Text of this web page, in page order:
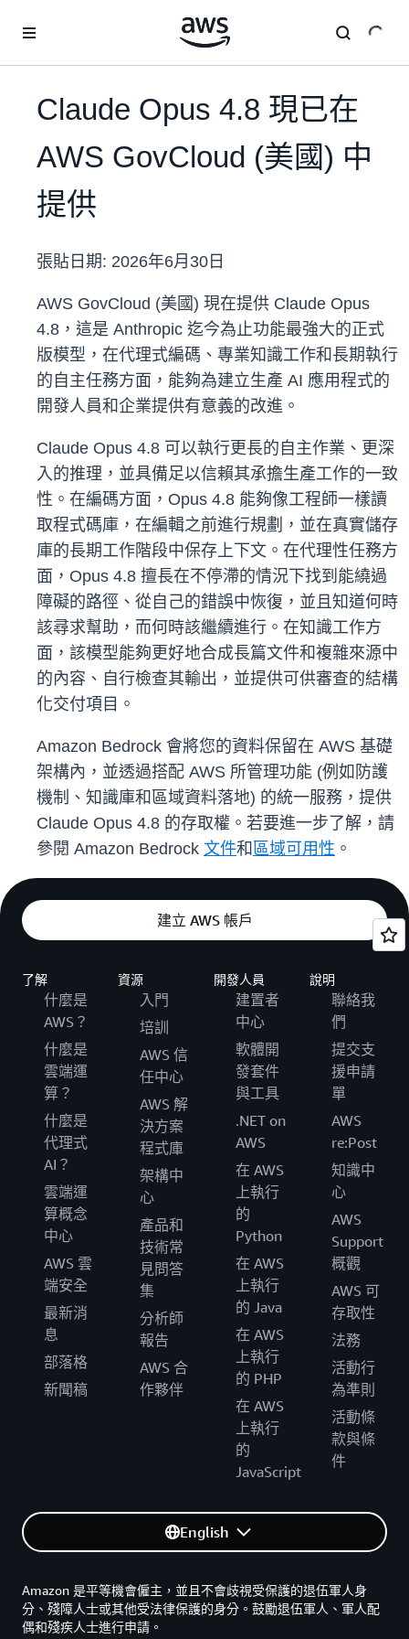
Claude Opus 4.8 現已在
AWS GovCloud (美國) 中
提供
張貼日期: 2026年6月30日
AWS GovCloud (美國) 現在提供 Claude Opus
4.8，這是 Anthropic 迄今為止功能最強大的正式
版模型，在代理式編碼、專業知識工作和長期執行
的自主任務方面，能夠為建立生產 AI 應用程式的
開發人員和企業提供有意義的改進。
Claude Opus 4.8 可以執行更長的自主作業、更深
入的推理，並具備足以信賴其承擔生產工作的一致
性。在編碼方面，Opus 4.8 能夠像工程師一樣讀
取程式碼庫，在編輯之前進行規劃，並在真實儲存
庫的長期工作階段中保存上下文。在代理性任務方
面，Opus 4.8 擅長在不停滯的情況下找到能繞過
障礙的路徑、從自己的錯誤中恢復，並且知道何時
該尋求幫助，而何時該繼續進行。在知識工作方
面，該模型能夠更好地合成長篇文件和複雜來源中
的內容、自行檢查其輸出，並提供可供審查的結構
化交付項目。
Amazon Bedrock 會將您的資料保留在 AWS 基礎
架構內，並透過搭配 AWS 所管理功能 (例如防護
機制、知識庫和區域資料落地) 的統一服務，提供
Claude Opus 4.8 的存取權。若要進一步了解，請
參閱 Amazon Bedrock 文件和 區域可用性 。
建立 AWS 帳戶
了解
什麼是
AWS？
什麼是
雲端運
算？
什麼是
代理式
AI？
雲端運
算概念
中心
AWS 雲
端安全
最新消
息
部落格
新聞稿
資源
入門
培訓
AWS 信
任中心
AWS 解
決方案
程式庫
架構中
心
產品和
技術常
見問答
集
分析師
報告
AWS 合
作夥伴
開發人員
建置者
中心
軟體開
發套件
與工具
.NET on
AWS
在 AWS
上執行
的
Python
在 AWS
上執行
的 Java
在 AWS
上執行
的 PHP
在 AWS
上執行
的
JavaScript
說明
聯絡我
們
提交支
援申請
單
AWS
re:Post
知識中
心
AWS
Support
概觀
AWS 可
存取性
法務
活動行
為準則
活動條
款與條
件
English
Amazon 是平等機會僱主，並且不會歧視受保護的退伍軍人身
分、殘障人士或其他受法律保護的身分。鼓勵退伍軍人、軍人配
偶和殘疾人士進行申請。